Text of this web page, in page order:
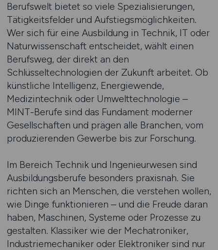
Berufswelt bietet so viele Spezialisierungen,
Tätigkeitsfelder und Aufstiegsmöglichkeiten.
Wer sich für eine Ausbildung in Technik, IT oder
Naturwissenschaft entscheidet, wählt einen
Berufsweg, der direkt an den
Schlüsseltechnologien der Zukunft arbeitet. Ob
künstliche Intelligenz, Energiewende,
Medizintechnik oder Umwelttechnologie –
MINT-Berufe sind das Fundament moderner
Gesellschaften und prägen alle Branchen, vom
produzierenden Gewerbe bis zur Forschung.
Im Bereich Technik und Ingenieurwesen sind
Ausbildungsberufe besonders praxisnah. Sie
richten sich an Menschen, die verstehen wollen,
wie Dinge funktionieren – und die Freude daran
haben, Maschinen, Systeme oder Prozesse zu
gestalten. Klassiker wie der Mechatroniker,
Industriemechaniker oder Elektroniker sind nur